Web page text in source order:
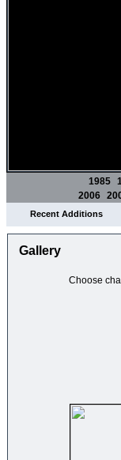
1985
2006
Recent Additions
Gallery
Choose